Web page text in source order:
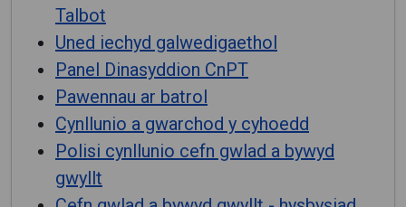
Talbot
Uned iechyd galwedigaethol
Panel Dinasyddion CnPT
Pawennau ar batrol
Cynllunio a gwarchod y cyhoedd
Polisi cynllunio cefn gwlad a bywyd
gwyllt